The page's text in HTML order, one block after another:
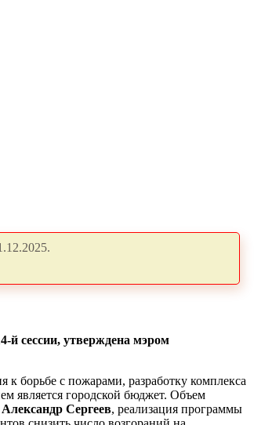
й сессии, утверждена мэром
борьбе с пожарами, разработку комплекса
является городской бюджет. Объем
Александр Сергеев, реализация программы